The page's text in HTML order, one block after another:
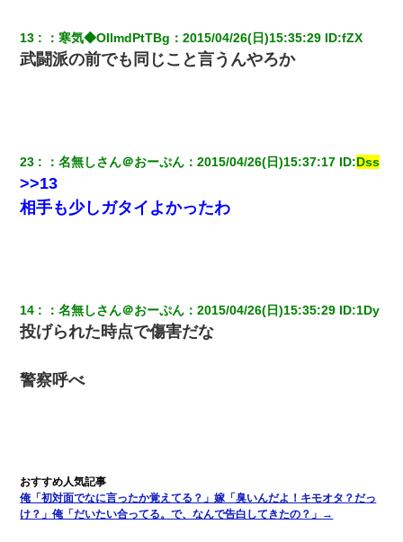
姉旦那の友達「ほんとのパパだよ～」私のお腹を触ってほざく。
→思わず手を叩いて振り払ったら…
同じマンションに住んでる女性が鍵をわかりやすいところに隠し
ている事に気づいた俺「忍びこんでみよう！」→ 結果
放置子が病院送りになったらしい → 俺（二度と帰ってくるなよ…
嫁を半身不随にしやがった恨みは、正直こんなもんじゃ晴れな
い）
【悲報】お風呂で父親と姉が完全に行為してるんだが...
兄の新しい嫁がやらかしすぎて辛い。当たり前のように実家や姪
の幼稚園に来る
13 ：寒気◆OIlmdPtTBg ：2015/04/26(日)15:35:29 ID:fZX
武闘派の前でも同じこと言うんやろか
23 ：名無しさん＠おーぷん ：2015/04/26(日)15:37:17 ID:Dss
>>13
相手も少しガタイよかったわ
14 ：名無しさん＠おーぷん ：2015/04/26(日)15:35:29 ID:1Dy
投げられた時点で傷害だな
警察呼べ
俺「初対面でなに言ったか覚えてる？」嫁「臭いんだよ！キモオタ？だっ
け？」俺「だいたい合ってる。で、なんで告白してきたの？」→